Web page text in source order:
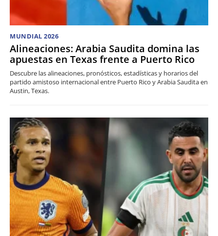
MUNDIAL 2026
Alineaciones: Arabia Saudita domina las
apuestas en Texas frente a Puerto Rico
Descubre las alineaciones, pronósticos, estadísticas y horarios del
partido amistoso internacional entre Puerto Rico y Arabia Saudita en
Austin, Texas.